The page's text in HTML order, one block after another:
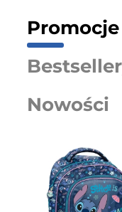
Promocje
Nowości